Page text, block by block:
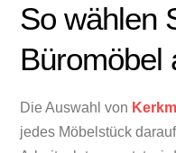
So wählen
Büromöbel
Die Auswahl von
jedes Möbelstück